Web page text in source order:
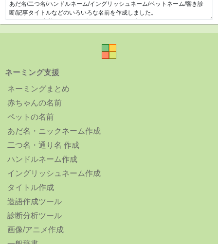
ネーミング支援
ネーミングまとめ
赤ちゃんの名前
ペットの名前
あだ名・ニックネーム作成
二つ名・通り名 作成
ハンドルネーム作成
イングリッシュネーム作成
タイトル作成
造語作成ツール
診断分析ツール
画像/アニメ作成